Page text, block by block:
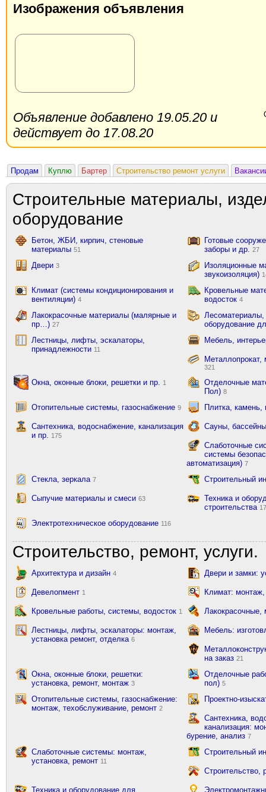
Изображения объявления
Объявление добавлено 19.05.20 и
действует до 17.08.20
Продам Куплю Бартер Строительство ремонт услуги
Строительные материалы,
оборудование
Бетон, ЖБИ, кирпич, стеновые
материалы 51
Готовые
заборы и др.
27
Двери 3
Изоляционные
звукоизоляция)
Климат (системы кондиционирования и
вентиляции) 4
Кровельные
водосток 4
Лакокрасочные материалы (малярные и
пр…) 27
оборудование
Лестницы, лифты, эскалаторы,
принадлежности 11
Мебель,
321
Окна, оконные блоки, решетки и пр. 1
Отделочные
Пол) 8
Отопительные системы, газоснабжение 9 Плитка,
Сантехника, водоснабжение, канализация
и пр.
175
Сауны,
Слаботочные
системы
автоматизация) 7
Стекла, зеркала 7 Строительный
Сыпучие материалы и смеси 63
Техника и
строительства
Электротехническое оборудование 116
Строительство, ремонт, услуги.
Архитектура и дизайн 4 Двери и замки:
Девелопмент 1 Климат:
Кровельные работы, системы, водосток 1
Лестницы, лифты, эскалаторы: монтаж,
установка ремонт, отделка 6
Мебель:
на заказ 21
Окна, оконные блоки, решетки:
установка, ремонт, монтаж 3
Отделочные
пол) 5
Отопительные системы, газоснабжение:
монтаж, техобслуживание, ремонт 2
Проектно-
Сантехника,
канализация:
бурение, анализ 7
Слаботочные системы: монтаж,
установка, ремонт 11
Строительный
Строительство,
Техника и оборудование для